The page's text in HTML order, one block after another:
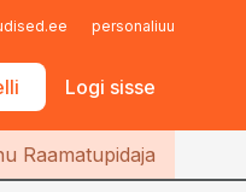
personaliuudised.ee
Logi sisse
Raamatupidaja